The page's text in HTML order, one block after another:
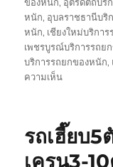
หนัก, อุบลราชธานีบริ
หนัก, เชียงใหม่บริกา
เพชรบูรณ์บริการรถย
บริการรถยกของหนัก,
ความเห็นบน
ยก
ของ
รถเฮี๊ยบ5
เครน3-